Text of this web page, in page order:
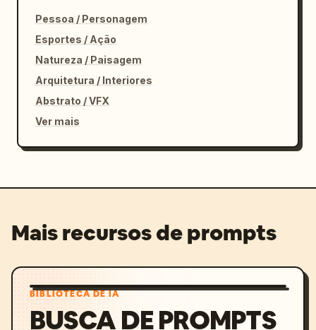
Pessoa / Personagem
Esportes / Ação
Natureza / Paisagem
Arquitetura / Interiores
Abstrato / VFX
Ver mais
Mais recursos de prompts
BIBLIOTECA DE IA
BUSCA DE PROMPTS